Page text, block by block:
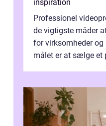
inspiration
Professionel
de vigtigste måder
for virksomheder og
målet er at sælge et